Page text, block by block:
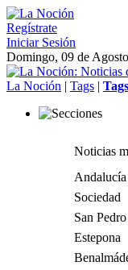
Regístrate
Iniciar Sesión
Domingo, 09 de
La Noción | Tags |
Noticias
Sociedad
San
Estepona